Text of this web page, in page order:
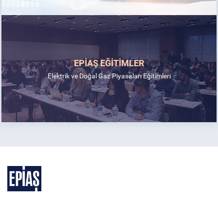
EPİAŞ EĞİTİMLER
Elektrik ve Doğal Gaz Piyasaları Eğitimleri